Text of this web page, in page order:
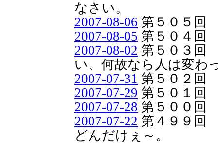
なさい。
2007-08-06 第５０５回
2007-08-05 第５０４回
2007-08-02 第５０３回
い、何故なら人は変わ
2007-07-31 第５０２回
2007-07-29 第５０１回
2007-07-28 第５００回
2007-07-22 第４９９回
どんだけぇ～。